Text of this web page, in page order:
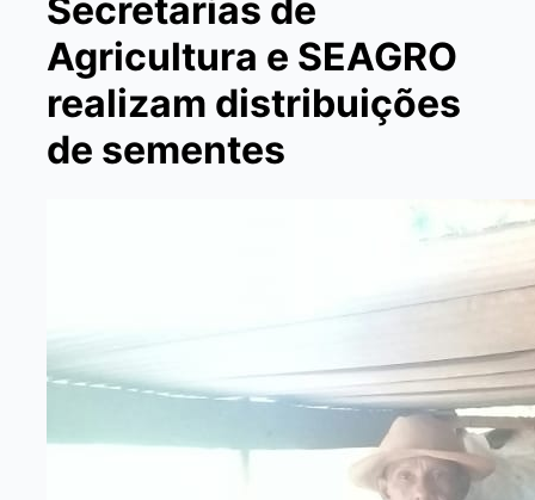
Secretarias de
Agricultura e SEAGRO
realizam distribuições
de sementes